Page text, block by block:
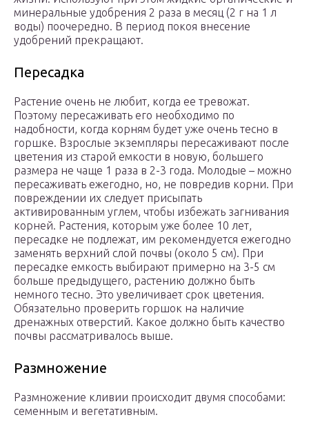
минеральные удобрения 2 раза в месяц (2 г на 1 л
воды) поочередно. В период покоя внесение
удобрений прекращают.
Пересадка
Растение очень не любит, когда ее тревожат.
Поэтому пересаживать его необходимо по
надобности, когда корням будет уже очень тесно в
горшке. Взрослые экземпляры пересаживают после
цветения из старой емкости в новую, большего
размера не чаще 1 раза в 2-3 года. Молодые – можно
пересаживать ежегодно, но, не повредив корни. При
повреждении их следует присыпать
активированным углем, чтобы избежать загнивания
корней. Растения, которым уже более 10 лет,
пересадке не подлежат, им рекомендуется ежегодно
заменять верхний слой почвы (около 5 см). При
пересадке емкость выбирают примерно на 3-5 см
больше предыдущего, растению должно быть
немного тесно. Это увеличивает срок цветения.
Обязательно проверить горшок на наличие
дренажных отверстий. Какое должно быть качество
почвы рассматривалось выше.
Размножение
Размножение кливии происходит двумя способами:
семенным и вегетативным.